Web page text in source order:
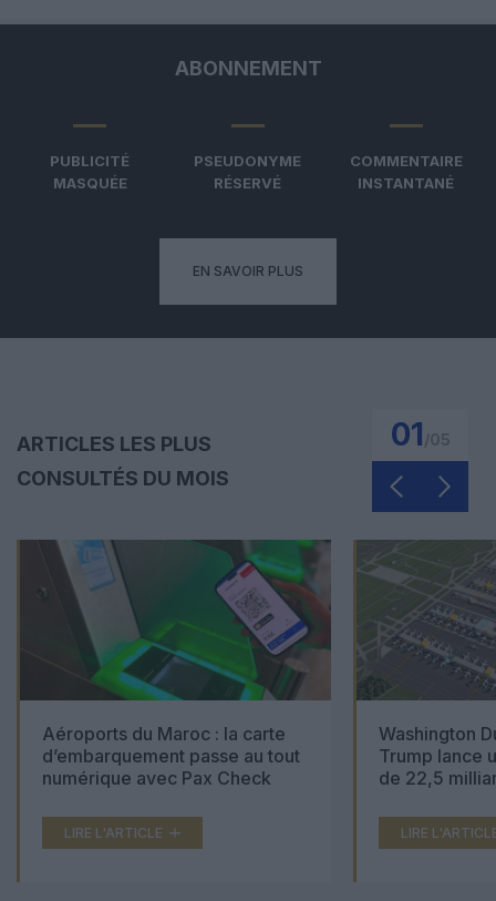
ABONNEMENT
PUBLICITÉ
MASQUÉE
PSEUDONYME
RÉSERVÉ
COMMENTAIRE
INSTANTANÉ
EN SAVOIR PLUS
ARTICLES LES PLUS
CONSULTÉS DU MOIS
01
Aéroports du Maroc : la carte
d’embarquement passe au tout
numérique avec Pax Check
LIRE L'ARTICLE
Washington
Trump lance
de 22,5
LIRE